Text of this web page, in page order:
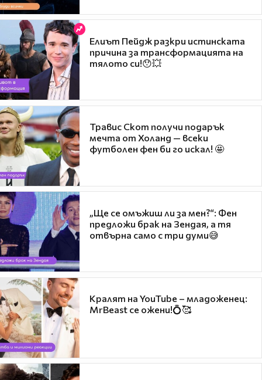
Елиът Пейдж разкри истинската
причина за трансформацията на
тялото си!😯💥
Травис Скот получи подарък
мечта от Холанд — всеки
футболен фен би го искал! 🤩
„Ще се омъжиш ли за мен?“: Фен
предложи брак на Зендая, а тя
отвърна само с три думи😅
Кралят на YouTube – младоженец:
MrBeast се ожени!💍🥰